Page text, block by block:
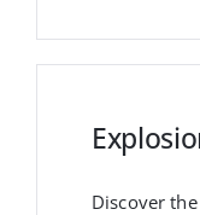
Discover